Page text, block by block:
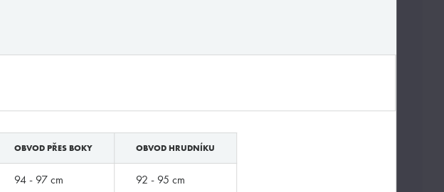
OBVOD PŘES BOKY OBVOD HRUDNÍKU
94 - 97 cm 92 - 95 cm